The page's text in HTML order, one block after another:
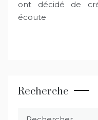
ont décidé de
écoute
Recherche